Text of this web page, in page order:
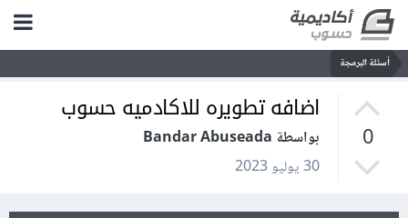
أسئلة البرمجة
0
اضافه تطويره للاكادميه حسوب
بواسطة Bandar Abuseada
30 يوليو 2023